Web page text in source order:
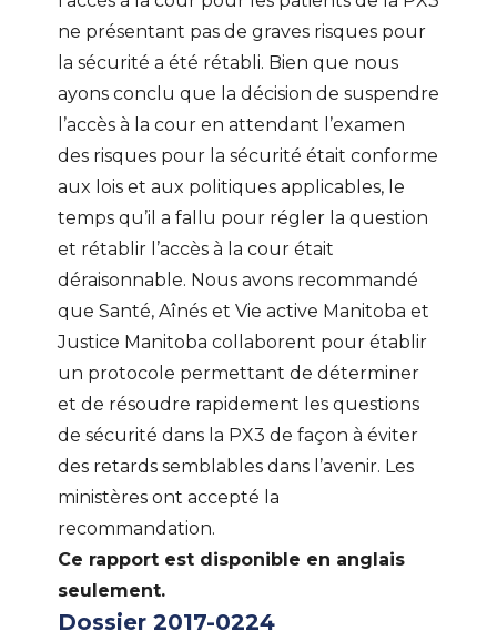
ne présentant pas de graves risques pour
la sécurité a été rétabli. Bien que nous
ayons conclu que la décision de suspendre
l’accès à la cour en attendant l’examen
des risques pour la sécurité était conforme
aux lois et aux politiques applicables, le
temps qu’il a fallu pour régler la question
et rétablir l’accès à la cour était
déraisonnable. Nous avons recommandé
que Santé, Aînés et Vie active Manitoba et
Justice Manitoba collaborent pour établir
un protocole permettant de déterminer
et de résoudre rapidement les questions
de sécurité dans la PX3 de façon à éviter
des retards semblables dans l’avenir. Les
ministères ont accepté la
recommandation.
Ce rapport est disponible en anglais
seulement.
Dossier 2017-0224